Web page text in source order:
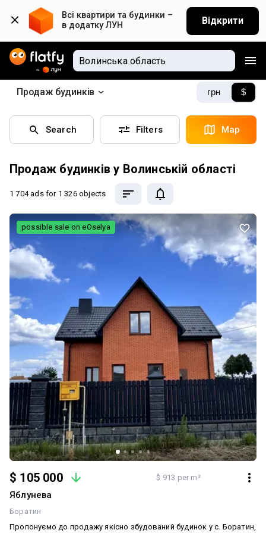
Всі квартири та будинки –
в додатку ЛУН
Відкрити
Продаж будинків грн $
Search Filters Map
Продаж будинків у Волинській області
1 704 ads for 1 326 objects
$ 105 000 $ 913 per m²
Яблунева
Боратин
Пропонуємо до продажу якісно збудований будинок у с. Боратин,
possible sale on eOselya